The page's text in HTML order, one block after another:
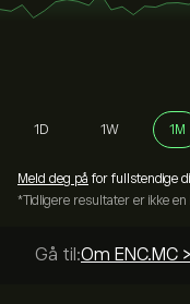
1D 1W 1M
Meld deg på for fullstendige
*Tidligere resultater er ikke
Gå til:Om ENC.MC >